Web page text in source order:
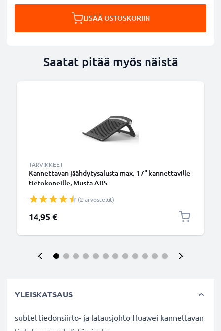
LISÄÄ OSTOSKORIIN
Saatat pitää myös näistä
TARVIKKEET
Kannettavan jäähdytysalusta max. 17" kannettaville
tietokoneille, Musta ABS
(2 arvostelut)
14,95 €
YLEISKATSAUS
subtel tiedonsiirto- ja latausjohto Huawei kannettavan